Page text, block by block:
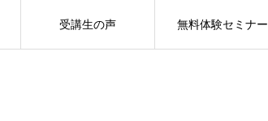
受講生の声 無料体験セミナー